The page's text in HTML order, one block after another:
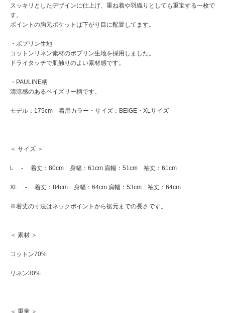
スッキリとしたデザインに仕上げ、重ね着や羽織りとしても重宝する一枚で
す。
ポイントの胸元ポケットは下がり目に配置してます。
・ポプリン生地
コットンリネン素材のポプリン生地を採用しました。
ドライタッチで肌触りのよい素材感です。
・PAULINE柄
清涼感のあるペイズリー柄です。
モデル：175cm 着用カラー・サイズ：BEIGE・XLサイズ
＜ サイズ ＞
L - 着丈：80cm 身幅：61cm 肩幅：51cm 袖丈：61cm
XL - 着丈：84cm 身幅：64cm 肩幅：53cm 袖丈：64cm
※着丈の寸法はネックポイントから裾元までの長さです。
＜ 素材 ＞
コットン70%
リネン30%
＜ 重量 ＞